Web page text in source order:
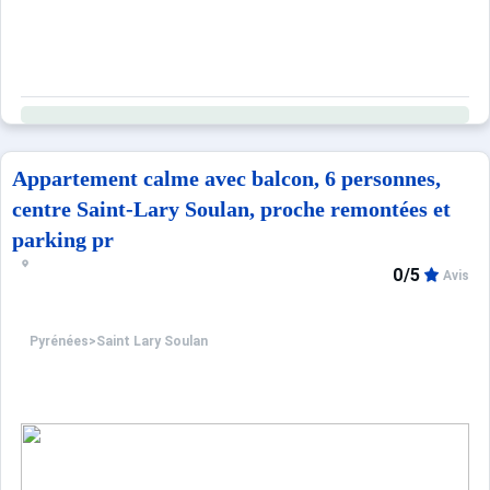
Prestations optionnelles à régler sur place et à réserver
- BOITIER INTERNET : 39 €.
- DRAPS : 12 €.
- MENAGES : 100 €.
- KIT SERVIETTES : 7 €.
Appartement calme avec balcon, 6 personnes,
centre Saint-Lary Soulan, proche remontées et
parking pr
Pyrénées>Saint Lary Soulan
0/5 Avis